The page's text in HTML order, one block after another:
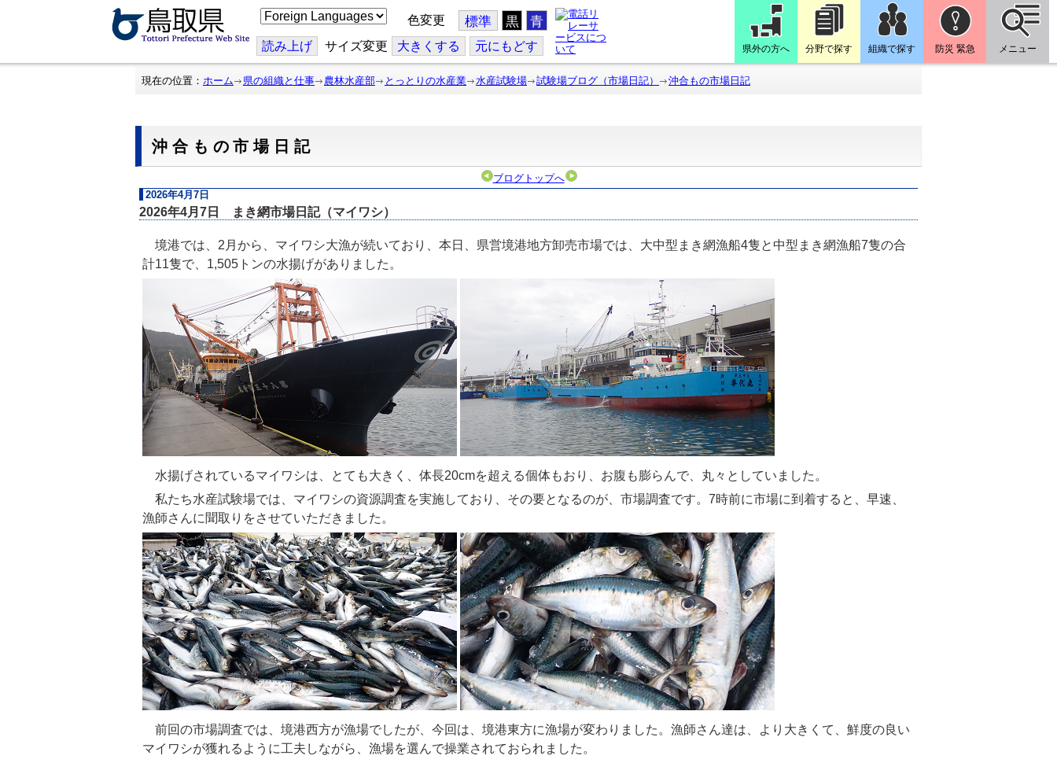
こ
の
ジ
を
翻
色変更 標準 黒 青
読み上げ サイズ変更 大きくする 元にもどす 県外の方へ 分野で探す 組織で探す 防災 緊急 メニュー
現在の位置： ホーム 県の組織と仕事 農林水産部 とっとりの水産業 水産試験場 試験場ブログ（市場日記） 沖合もの市場日記
沖合もの市場日記
ブログトップへ
2026年4月7日
2026年4月7日 まき網市場日記（マイワシ）
境港では、2月から、マイワシ大漁が続いており、本日、県営境港地方卸売市場では、大中型まき網漁船4隻と中型まき網漁船7隻の合
計11隻で、1,505トンの水揚げがありました。
水揚げされているマイワシは、とても大きく、体長20cmを超える個体もおり、お腹も膨らんで、丸々としていました。
私たち水産試験場では、マイワシの資源調査を実施しており、その要となるのが、市場調査です。7時前に市場に到着すると、早速、
漁師さんに聞取りをさせていただきました。
前回の市場調査では、境港西方が漁場でしたが、今回は、境港東方に漁場が変わりました。漁師さん達は、より大きくて、鮮度の良い
マイワシが獲れるように工夫しながら、漁場を選んで操業されておられました。